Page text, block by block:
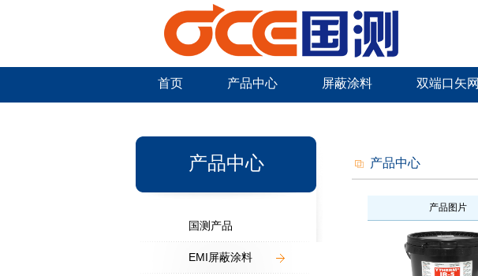
首页 产品中心 屏蔽涂料 双端口矢网
产品中心
国测产品
EMI屏蔽涂料
产品中心
产品图片